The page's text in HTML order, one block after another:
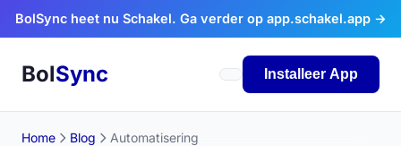
Ga naar inhoud
BolSync Installeer App
Home Blog Automatisering
BolSync heet nu Schakel. Ga verder op app.schakel.app →